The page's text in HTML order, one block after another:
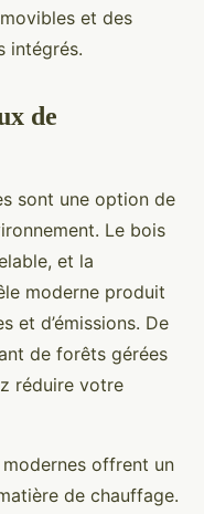
et des
intégrés.
de
sont une option de
Le bois
et la
moderne produit
et d’émissions. De
de forêts gérées
réduire votre
offrent un
de chauffage.